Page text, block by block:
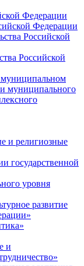
Федерации
Федерации
Российской
Российской
муниципального
и религиозные
государственной
уровня
развитие
и